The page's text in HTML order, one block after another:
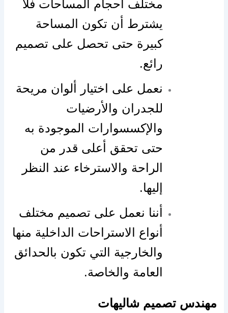
مختلف أحجام المساحات فلا
يشترط أن تكون المساحة
كبيرة حتى تحصل على تصميم
رائع.
نعمل على اختيار ألوان مريحة
للجدران والأرضيات
والإكسسوارات الموجودة به
حتى تحقق أعلى قدر من
الراحة والاسترخاء عند النظر
إليها.
أننا نعمل على تصميم مختلف
أنواع الاستراحات الداخلية منها
والخارجية التي تكون بالحدائق
العامة والخاصة.
مهندس تصميم شاليهات